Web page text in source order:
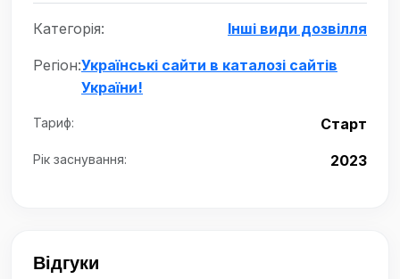
Категорія: Інші види дозвілля
Регіон:Українські сайти в каталозі сайтів
України!
Тариф: Старт
Рік заснування: 2023
Відгуки